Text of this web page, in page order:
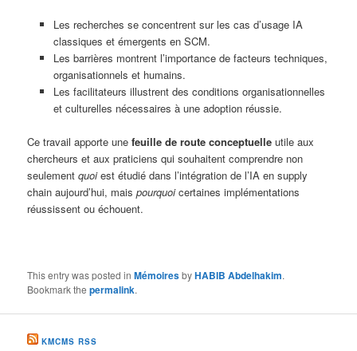
Les recherches se concentrent sur les cas d’usage IA
classiques et émergents en SCM.
Les barrières montrent l’importance de facteurs techniques,
organisationnels et humains.
Les facilitateurs illustrent des conditions organisationnelles
et culturelles nécessaires à une adoption réussie.
Ce travail apporte unefeuille de route conceptuelle utile aux
chercheurs et aux praticiens qui souhaitent comprendre non
seulementquoiest étudié dans l’intégration de l’IA en supply
chain aujourd’hui, maispourquoicertaines implémentations
réussissent ou échouent.
This entry was posted inMémoiresbyHABIB Abdelhakim.
Bookmark thepermalink.
KMCMS RSS